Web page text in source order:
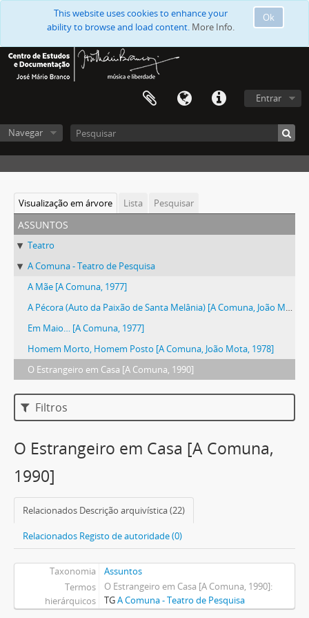
Ok
This website uses cookies to enhance your
ability to browse and load content. More Info.
Entrar
Navegar
Visualização em árvore Lista Pesquisar
assuntos
Teatro
A Comuna - Teatro de Pesquisa
A Mãe [A Comuna, 1977]
A Pécora (Auto da Paixão de Santa Melânia) [A Comuna, João Mota, 1989]
Em Maio… [A Comuna, 1977]
Homem Morto, Homem Posto [A Comuna, João Mota, 1978]
O Estrangeiro em Casa [A Comuna, 1990]
Filtros
O Estrangeiro em Casa [A Comuna,
1990]
Relacionados Descrição arquivística (22)
Relacionados Registo de autoridade (0)
Taxonomia
Assuntos
Termos
hierárquicos
O Estrangeiro em Casa [A Comuna, 1990]
TGA Comuna - Teatro de Pesquisa